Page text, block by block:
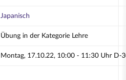
Japanisch
Übung in der Kategorie Lehre
Montag, 17.10.22, 10:00 - 11:30 Uhr D-